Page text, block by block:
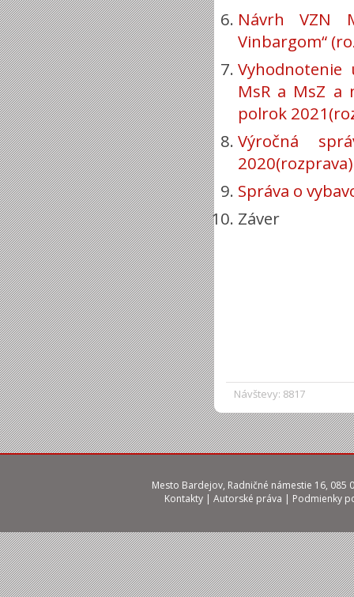
Návštevy: 8817
Návrh VZN
Vinbargom“
Vyhodnotenie
MsR a MsZ a
polrok
Výročná
2020(rozprava)
Správa o
Záver
Mesto Bardejov, Radničné námestie 16, 085
Kontakty | Autorské práva | Podmienky